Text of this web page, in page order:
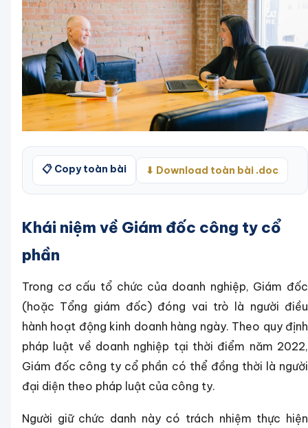
📋 Copy toàn bài ⬇ Download toàn bài .doc
Khái niệm về Giám đốc công ty cổ
phần
Trong cơ cấu tổ chức của doanh nghiệp, Giám đốc
(hoặc Tổng giám đốc) đóng vai trò là người điều
hành hoạt động kinh doanh hàng ngày. Theo quy định
pháp luật về doanh nghiệp tại thời điểm năm 2022,
Giám đốc công ty cổ phần có thể đồng thời là người
đại diện theo pháp luật của công ty.
Người giữ chức danh này có trách nhiệm thực hiện